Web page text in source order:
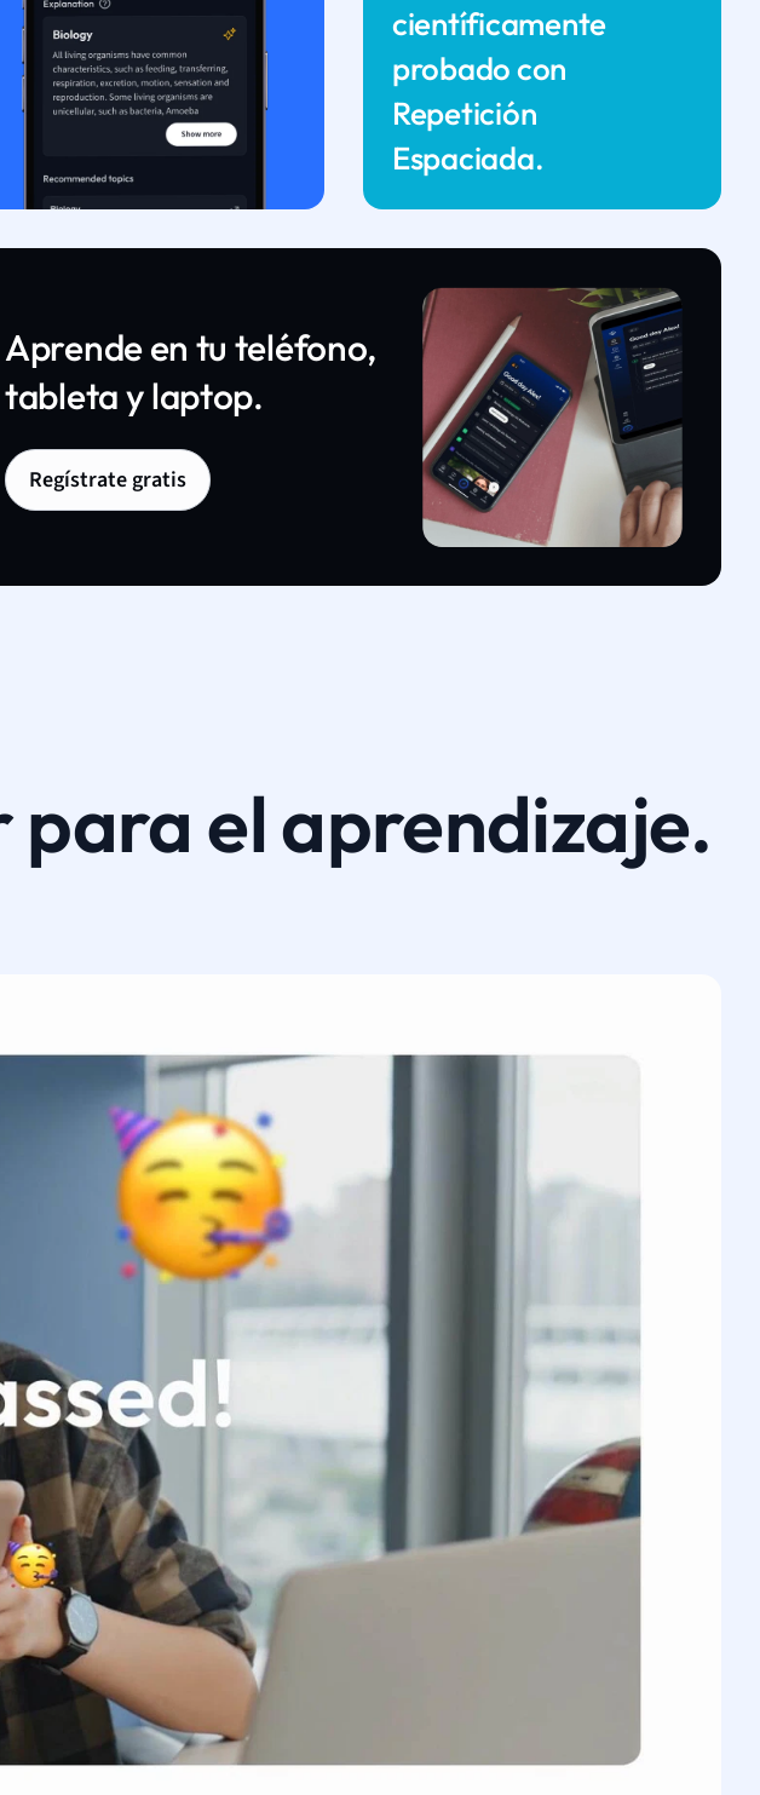
científicamente
probado con
Repetición
Espaciada.
Aprende en tu teléfono,
tableta y laptop.
Regístrate gratis
para el aprendizaje.